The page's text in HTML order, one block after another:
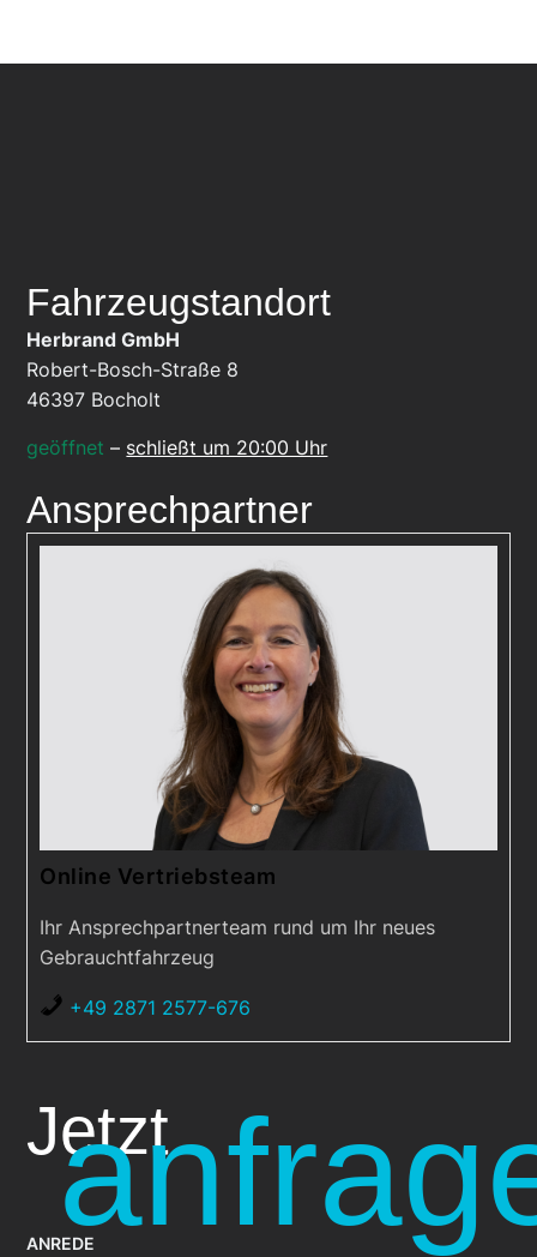
Fahrzeugstandort
Herbrand GmbH
Robert-Bosch-Straße 8
46397 Bocholt
geöffnet – schließt um 20:00 Uhr
Ansprechpartner
Online Vertriebsteam
Ihr Ansprechpartnerteam rund um Ihr neues
Gebrauchtfahrzeug
+49 2871 2577-676
Jetzt
ANREDE